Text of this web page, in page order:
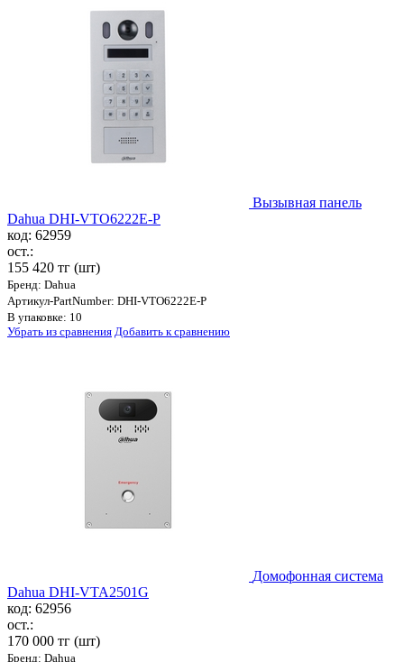
Вызывная панель
Dahua DHI-VTO6222E-P
код: 62959
ост.:
155 420 тг (шт)
Бренд: Dahua
Артикул-PartNumber: DHI-VTO6222E-P
В упаковке: 10
Убрать из сравнения Добавить к сравнению
Домофонная система
Dahua DHI-VTA2501G
код: 62956
ост.:
170 000 тг (шт)
Бренд: Dahua